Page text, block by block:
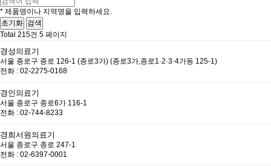
* 제품명이나 지역명을 입력하세요.
초기화 검색50m
Total 215건 5 페이지
경성의료기
서울 종로구 종로 126-1 (종로3가) (종로3가,종로1·2·3·4가동 125-1)
전화 : 02-2275-0168
경인의료기
서울 종로구 종로6가 116-1
전화 : 02-744-8233
경희서원의료기
서울 종로구 종로 247-1
전화 : 02-6397-0001